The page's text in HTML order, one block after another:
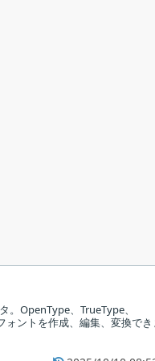
OpenType、TrueType、
ォントを作成、編集、変換で